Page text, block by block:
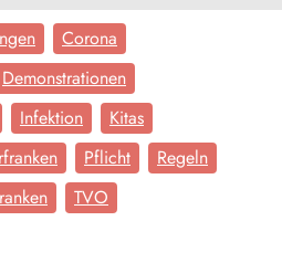
Corona
Demonstrationen
Infektion
Kitas
Pflicht
Regeln
TVO